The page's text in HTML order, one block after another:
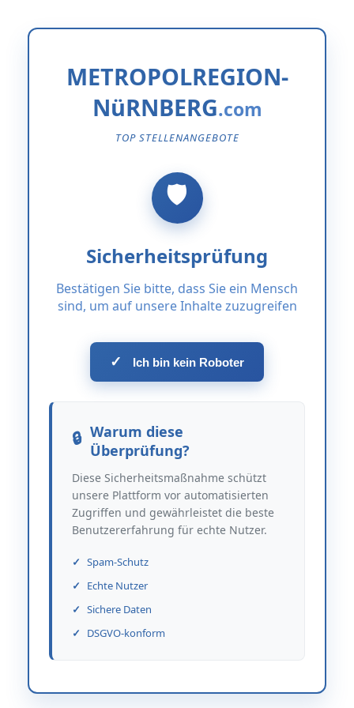
METROPOLREGION-
NüRNBERG
TOP STELLENANGEBOTE
Sicherheitsprüfung
Bestätigen Sie bitte, dass Sie ein Mensch
sind, um auf unsere Inhalte zuzugreifen
✓ Ich bin kein Roboter
Warum diese
Überprüfung?
Diese Sicherheitsmaßnahme schützt
unsere Plattform vor automatisierten
Zugriffen und gewährleistet die beste
Benutzererfahrung für echte Nutzer.
Spam-Schutz
Echte Nutzer
Sichere Daten
DSGVO-konform